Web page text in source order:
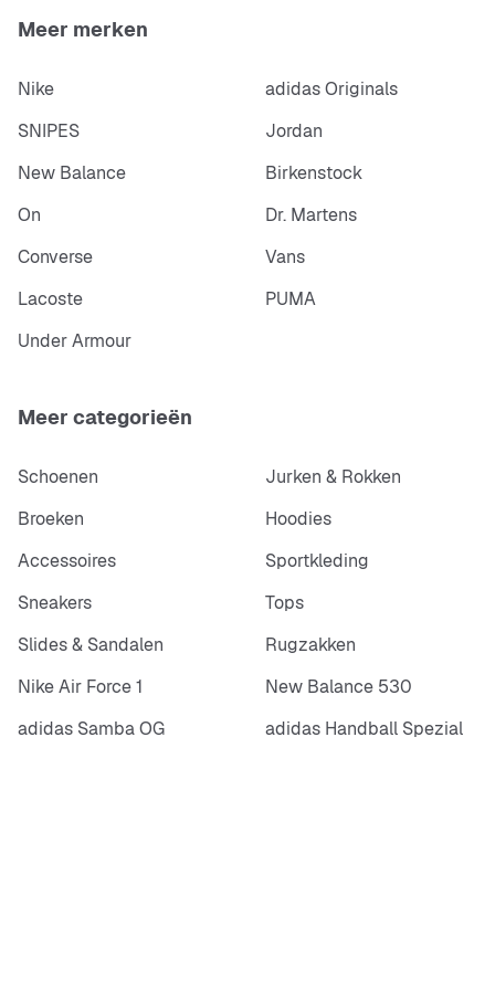
Meer merken
Nike
adidas Originals
SNIPES
Jordan
New Balance
Birkenstock
On
Dr. Martens
Converse
Vans
Lacoste
PUMA
Under Armour
Meer categorieën
Schoenen
Jurken & Rokken
Broeken
Hoodies
Accessoires
Sportkleding
Sneakers
Tops
Slides & Sandalen
Rugzakken
Nike Air Force 1
New Balance 530
adidas Samba OG
adidas Handball Spezial